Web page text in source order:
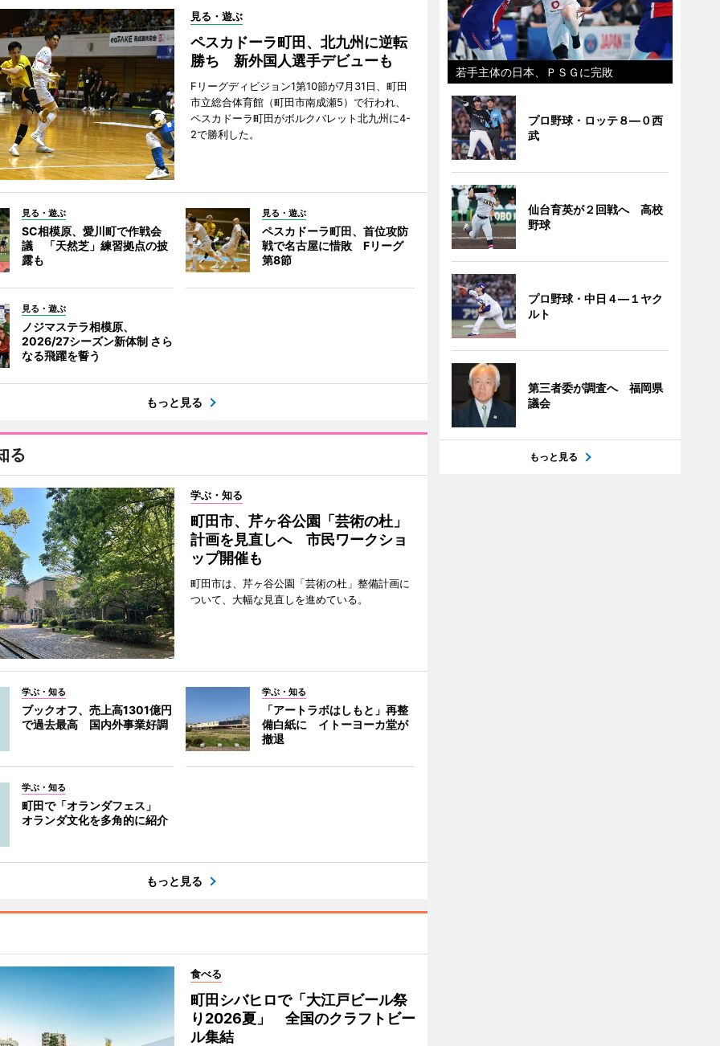
見る・遊ぶ
ペスカドーラ町田、北九州に逆転
勝ち 新外国人選手デビューも
Fリーグディビジョン1第10節が7月31日、町田
市立総合体育館（町田市南成瀬5）で行われ、
ペスカドーラ町田がボルクバレット北九州に4-
2で勝利した。
見る・遊ぶ
SC相模原、愛川町で作戦会
議 「天然芝」練習拠点の披
露も
見る・遊ぶ
ペスカドーラ町田、首位攻防
戦で名古屋に惜敗 Fリーグ
第8節
見る・遊ぶ
ノジマステラ相模原、
2026/27シーズン新体制 さら
なる飛躍を誓う
もっと見る
る
学ぶ・知る
町田市、芹ヶ谷公園「芸術の杜」
計画を見直しへ 市民ワークショ
ップ開催も
町田市は、芹ヶ谷公園「芸術の杜」整備計画に
ついて、大幅な見直しを進めている。
学ぶ・知る
ブックオフ、売上高1301億円
で過去最高 国内外事業好調
学ぶ・知る
「アートラボはしもと」再整
備白紙に イトーヨーカ堂が
撤退
学ぶ・知る
町田で「オランダフェス」
オランダ文化を多角的に紹介
もっと見る
食べる
町田シバヒロで「大江戸ビール祭
り2026夏」 全国のクラフトビー
ル集結
若手主体の日本、ＰＳＧに完敗
プロ野球・ロッテ８―０西
武
仙台育英が２回戦へ 高校
野球
プロ野球・中日４―１ヤク
ルト
第三者委が調査へ 福岡県
議会
もっと見る